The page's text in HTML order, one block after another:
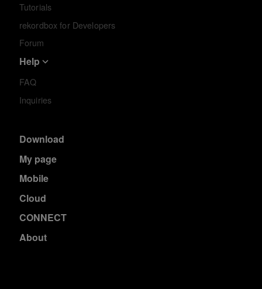
Tutorials
rekordbox for Developers
Forum
Help
FAQ
Inquiries
Download
My page
Mobile
Cloud
CONNECT
About